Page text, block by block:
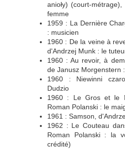
anioły) (court-
femme
1959 : La Dernière
: musicien
1960 : De la veine à
d'Andrzej Munk : le
1960 : Au revoir, à
de Janusz Morgenstern
1960 : Niewinni
Dudzio
1960 : Le Gros et le
Roman Polanski : le
1961 : Samson,
1962 : Le Couteau
Roman Polanski : la
crédité)